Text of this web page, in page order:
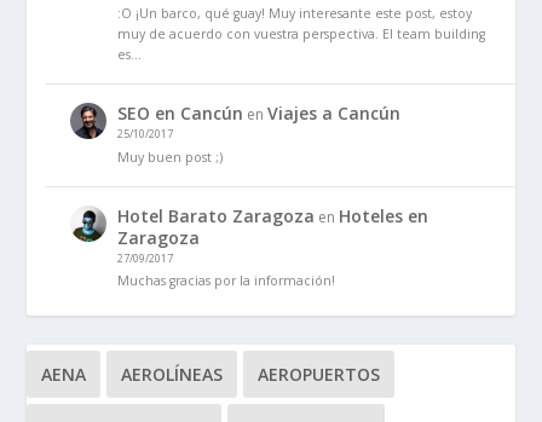
:O ¡Un barco, qué guay! Muy interesante este post, estoy
muy de acuerdo con vuestra perspectiva. El team building
es…
SEO en Cancún enViajes a Cancún
25/10/2017
Muy buen post ;)
Hotel Barato Zaragoza en Hoteles en
Zaragoza
27/09/2017
Muchas gracias por la información!
AENA AEROLÍNEAS AEROPUERTOS